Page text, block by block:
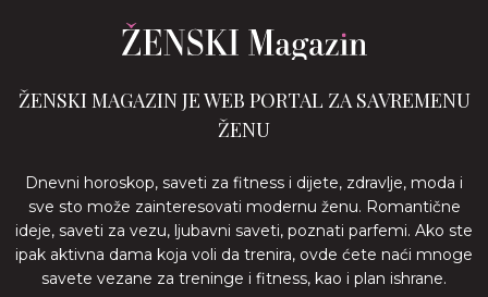
ŽENSKI MAGAZIN JE WEB PORTAL ZA SAVREMENU
ŽENU
Dnevni horoskop, saveti za fitness i dijete, zdravlje, moda i
sve sto može zainteresovati modernu ženu. Romantične
ideje, saveti za vezu, ljubavni saveti, poznati parfemi. Ako ste
ipak aktivna dama koja voli da trenira, ovde ćete naći mnoge
savete vezane za treninge i fitness, kao i plan ishrane.